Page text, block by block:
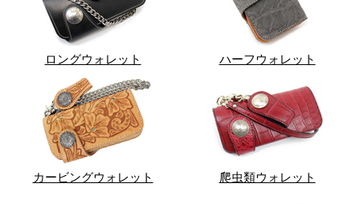
ロングウォレット ハーフウォレット
カービングウォレット 爬虫類ウォレット